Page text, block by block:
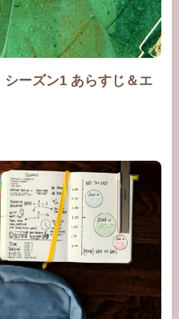
シーズン1 あらすじ＆エ